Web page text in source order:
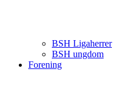
BSH Ligaherrer
BSH ungdom
Forening